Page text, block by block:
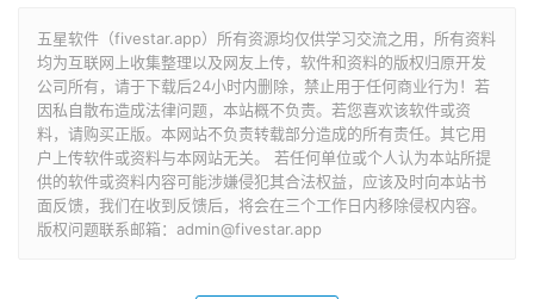
五星软件（fivestar.app）所有资源均仅供学习交流之用，所有资料
均为互联网上收集整理以及网友上传，软件和资料的版权归原开发
公司所有，请于下载后24小时内删除，禁止用于任何商业行为！若
因私自散布造成法律问题，本站概不负责。若您喜欢该软件或资
料，请购买正版。本网站不负责转载部分造成的所有责任。其它用
户上传软件或资料与本网站无关。 若任何单位或个人认为本站所提
供的软件或资料内容可能涉嫌侵犯其合法权益，应该及时向本站书
面反馈，我们在收到反馈后，将会在三个工作日内移除侵权内容。
版权问题联系邮箱：admin@fivestar.app